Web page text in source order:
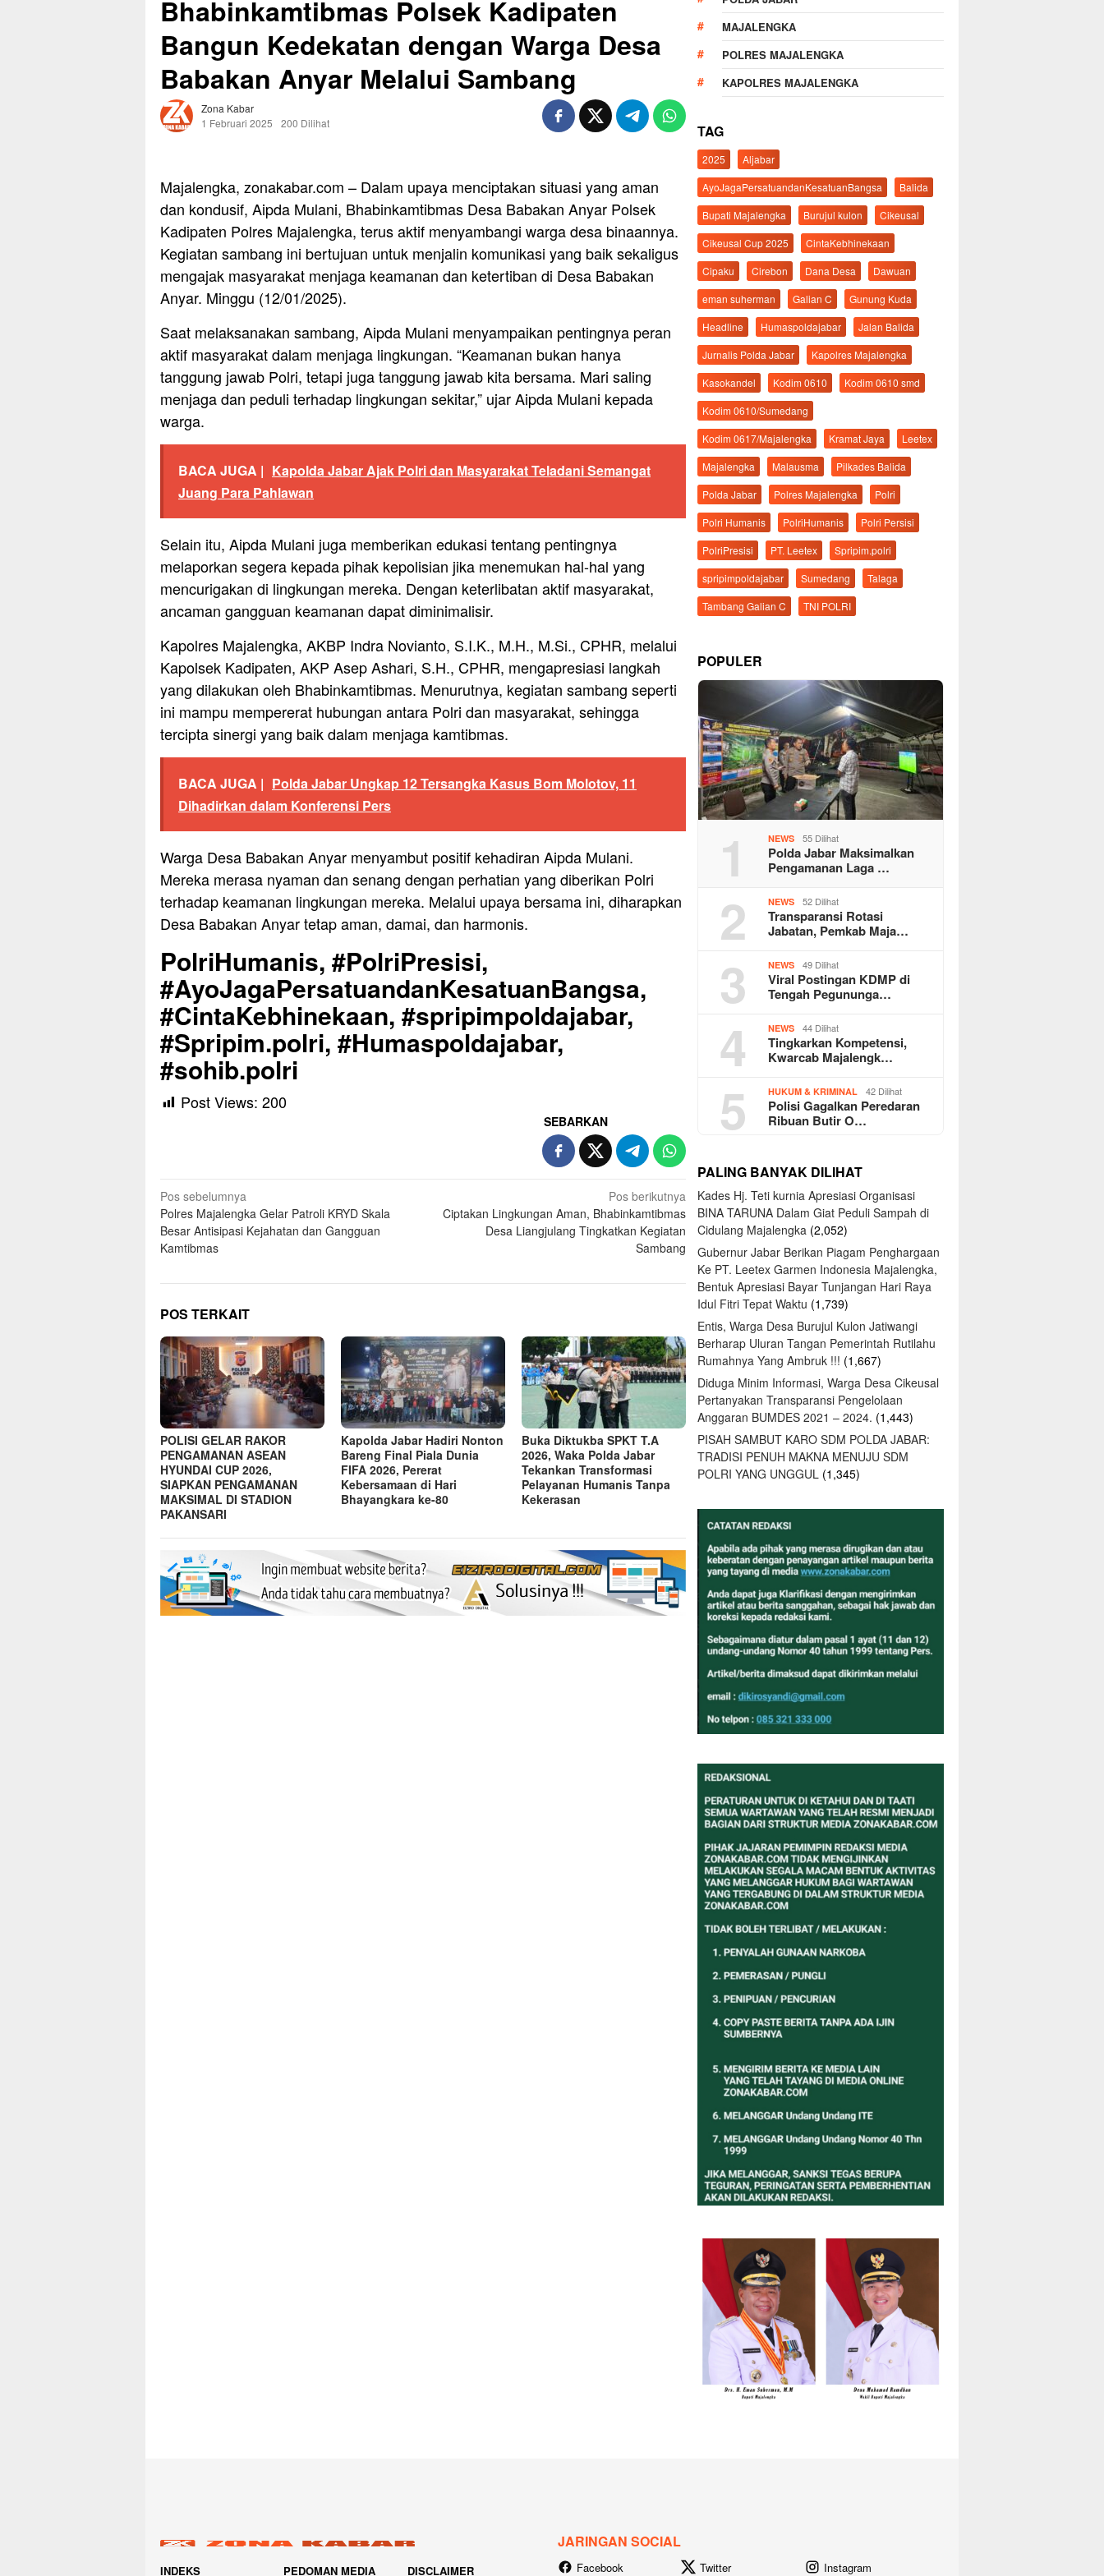
Bhabinkamtibmas Polsek Kadipaten
Bangun Kedekatan dengan Warga Desa
Babakan Anyar Melalui Sambang
Zona Kabar
1 Februari 2025
200 Dilihat
Majalengka, zonakabar.com – Dalam upaya menciptakan situasi yang aman
dan kondusif, Aipda Mulani, Bhabinkamtibmas Desa Babakan Anyar Polsek
Kadipaten Polres Majalengka, terus aktif menyambangi warga desa binaannya.
Kegiatan sambang ini bertujuan untuk menjalin komunikasi yang baik sekaligus
mengajak masyarakat menjaga keamanan dan ketertiban di Desa Babakan
Anyar. Minggu (12/01/2025).
Saat melaksanakan sambang, Aipda Mulani menyampaikan pentingnya peran
aktif masyarakat dalam menjaga lingkungan. “Keamanan bukan hanya
tanggung jawab Polri, tetapi juga tanggung jawab kita bersama. Mari saling
menjaga dan peduli terhadap lingkungan sekitar,” ujar Aipda Mulani kepada
warga.
BACA JUGA | Kapolda Jabar Ajak Polri dan Masyarakat Teladani Semangat
Juang Para Pahlawan
Selain itu, Aipda Mulani juga memberikan edukasi tentang pentingnya
melaporkan segera kepada pihak kepolisian jika menemukan hal-hal yang
mencurigakan di lingkungan mereka. Dengan keterlibatan aktif masyarakat,
ancaman gangguan keamanan dapat diminimalisir.
Kapolres Majalengka, AKBP Indra Novianto, S.I.K., M.H., M.Si., CPHR, melalui
Kapolsek Kadipaten, AKP Asep Ashari, S.H., CPHR, mengapresiasi langkah
yang dilakukan oleh Bhabinkamtibmas. Menurutnya, kegiatan sambang seperti
ini mampu mempererat hubungan antara Polri dan masyarakat, sehingga
tercipta sinergi yang baik dalam menjaga kamtibmas.
BACA JUGA | Polda Jabar Ungkap 12 Tersangka Kasus Bom Molotov, 11
Dihadirkan dalam Konferensi Pers
Warga Desa Babakan Anyar menyambut positif kehadiran Aipda Mulani.
Mereka merasa nyaman dan senang dengan perhatian yang diberikan Polri
terhadap keamanan lingkungan mereka. Melalui upaya bersama ini, diharapkan
Desa Babakan Anyar tetap aman, damai, dan harmonis.
PolriHumanis, #PolriPresisi,
#AyoJagaPersatuandanKesatuanBangsa,
#CintaKebhinekaan, #spripimpoldajabar,
#Spripim.polri, #Humaspoldajabar,
#sohib.polri
Post Views: 200
SEBARKAN
Navigasi
pos
Pos sebelumnya
Polres Majalengka Gelar Patroli KRYD Skala
Besar Antisipasi Kejahatan dan Gangguan
Kamtibmas
Pos berikutnya
Ciptakan Lingkungan Aman, Bhabinkamtibmas
Desa Liangjulang Tingkatkan Kegiatan
Sambang
POS TERKAIT
POLISI GELAR RAKOR
PENGAMANAN ASEAN
HYUNDAI CUP 2026,
SIAPKAN PENGAMANAN
MAKSIMAL DI STADION
PAKANSARI
Kapolda Jabar Hadiri Nonton
Bareng Final Piala Dunia
FIFA 2026, Pererat
Kebersamaan di Hari
Bhayangkara ke-80
Buka Diktukba SPKT T.A
2026, Waka Polda Jabar
Tekankan Transformasi
Pelayanan Humanis Tanpa
Kekerasan
MAJALENGKA
POLRES MAJALENGKA
KAPOLRES MAJALENGKA
TAG
2025
Aljabar
AyoJagaPersatuandanKesatuanBangsa
Balida
Bupati Majalengka
Burujul kulon
Cikeusal
Cikeusal Cup 2025
CintaKebhinekaan
Cipaku
Cirebon Dana Desa
Dawuan
eman suherman
Galian C
Gunung Kuda
Headline
Humaspoldajabar
Jalan Balida
Jurnalis Polda Jabar
Kapolres Majalengka
Kasokandel
Kodim 0610
Kodim 0610 smd
Kodim 0610/Sumedang
Kodim 0617/Majalengka
Kramat Jaya
Leetex
Majalengka
Malausma
Pilkades Balida
Polda Jabar
Polres Majalengka
Polri
Polri Humanis
PolriHumanis
Polri Persisi
PolriPresisi
PT. Leetex
Spripim.polri
spripimpoldajabar
Sumedang
Talaga
Tambang Galian C
TNI POLRI
POPULER
1 NEWS 55 Dilihat
Polda Jabar Maksimalkan
Pengamanan Laga …
2 NEWS 52 Dilihat
Transparansi Rotasi
Jabatan, Pemkab Maja…
3 NEWS 49 Dilihat
Viral Postingan KDMP di
Tengah Pegununga…
4 NEWS 44 Dilihat
Tingkarkan Kompetensi,
Kwarcab Majalengk…
5 HUKUM & KRIMINAL 42 Dilihat
Polisi Gagalkan Peredaran
Ribuan Butir O…
PALING BANYAK DILIHAT
Kades Hj. Teti kurnia Apresiasi Organisasi
BINA TARUNA Dalam Giat Peduli Sampah di
Cidulang Majalengka (2,052)
Gubernur Jabar Berikan Piagam Penghargaan
Ke PT. Leetex Garmen Indonesia Majalengka,
Bentuk Apresiasi Bayar Tunjangan Hari Raya
Idul Fitri Tepat Waktu (1,739)
Entis, Warga Desa Burujul Kulon Jatiwangi
Berharap Uluran Tangan Pemerintah Rutilahu
Rumahnya Yang Ambruk !!! (1,667)
Diduga Minim Informasi, Warga Desa Cikeusal
Pertanyakan Transparansi Pengelolaan
Anggaran BUMDES 2021 – 2024. (1,443)
PISAH SAMBUT KARO SDM POLDA JABAR:
TRADISI PENUH MAKNA MENUJU SDM
POLRI YANG UNGGUL (1,345)
INDEKS PEDOMAN MEDIA DISCLAIMER
JARINGAN SOCIAL
Facebook Twitter Instagram